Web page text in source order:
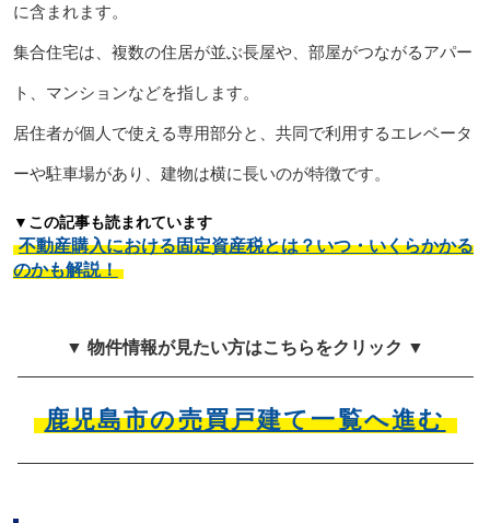
に含まれます。
集合住宅は、複数の住居が並ぶ長屋や、部屋がつながるアパー
ト、マンションなどを指します。
居住者が個人で使える専用部分と、共同で利用するエレベータ
ーや駐車場があり、建物は横に長いのが特徴です。
▼この記事も読まれています
不動産購入における固定資産税とは？いつ・いくらかかる
のかも解説！
▼ 物件情報が見たい方はこちらをクリック ▼
鹿児島市の売買戸建て一覧へ進む